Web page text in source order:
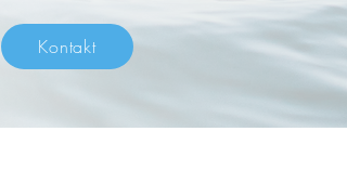
Kontakt